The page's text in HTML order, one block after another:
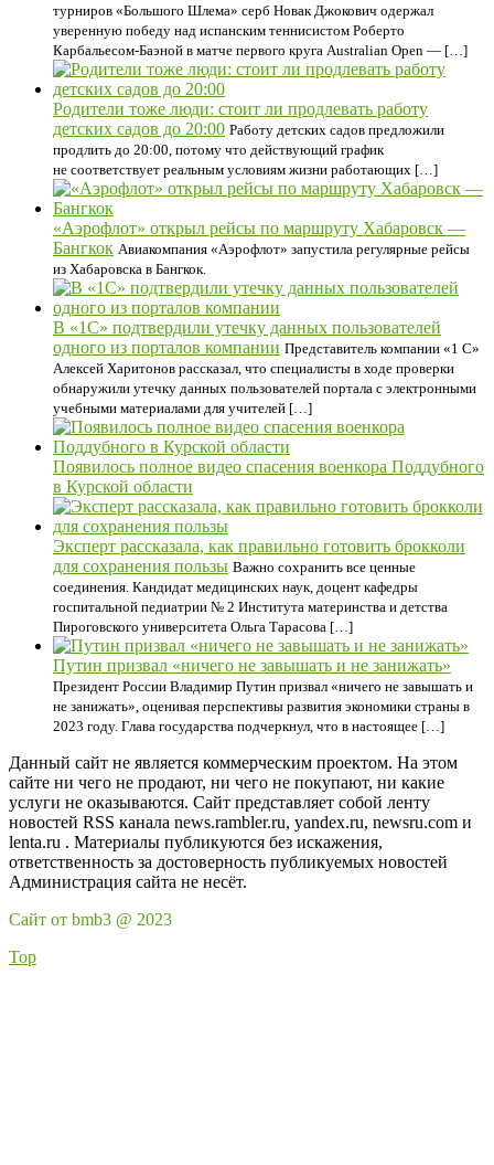
турниров «Большого Шлема» серб Новак Джокович одержал
уверенную победу над испанским теннисистом Роберто
Карбальесом-Баэной в матче первого круга Australian Open — […]
Родители тоже люди: стоит ли продлевать работу
детских садов до 20:00 Работу детских садов предложили
продлить до 20:00, потому что действующий график
не соответствует реальным условиям жизни работающих […]
«Аэрофлот» открыл рейсы по маршруту Хабаровск —
Бангкок Авиакомпания «Аэрофлот» запустила регулярные рейсы
из Хабаровска в Бангкок.
В «1С» подтвердили утечку данных пользователей
одного из порталов компании Представитель компании «1 С»
Алексей Харитонов рассказал, что специалисты в ходе проверки
обнаружили утечку данных пользователей портала с электронными
учебными материалами для учителей […]
Появилось полное видео спасения военкора Поддубного
в Курской области
Эксперт рассказала, как правильно готовить брокколи
для сохранения пользы Важно сохранить все ценные
соединения. Кандидат медицинских наук, доцент кафедры
госпитальной педиатрии № 2 Института материнства и детства
Пироговского университета Ольга Тарасова […]
Путин призвал «ничего не завышать и не занижать»
Президент России Владимир Путин призвал «ничего не завышать и
не занижать», оценивая перспективы развития экономики страны в
2023 году. Глава государства подчеркнул, что в настоящее […]
Данный сайт не является коммерческим проектом. На этом
сайте ни чего не продают, ни чего не покупают, ни какие
услуги не оказываются. Сайт представляет собой ленту
новостей RSS канала news.rambler.ru, yandex.ru, newsru.com и
lenta.ru . Материалы публикуются без искажения,
ответственность за достоверность публикуемых новостей
Администрация сайта не несёт.
Сайт от bmb3 @ 2023
Top